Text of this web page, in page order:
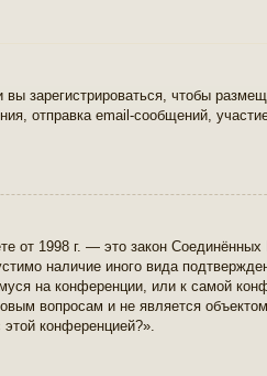
зарегистрироваться, чтобы
email-сообщений,
от 1998 г. — это закон
наличие иного вида
на конференции, или к самой
вопросам и не является
конференцией?».